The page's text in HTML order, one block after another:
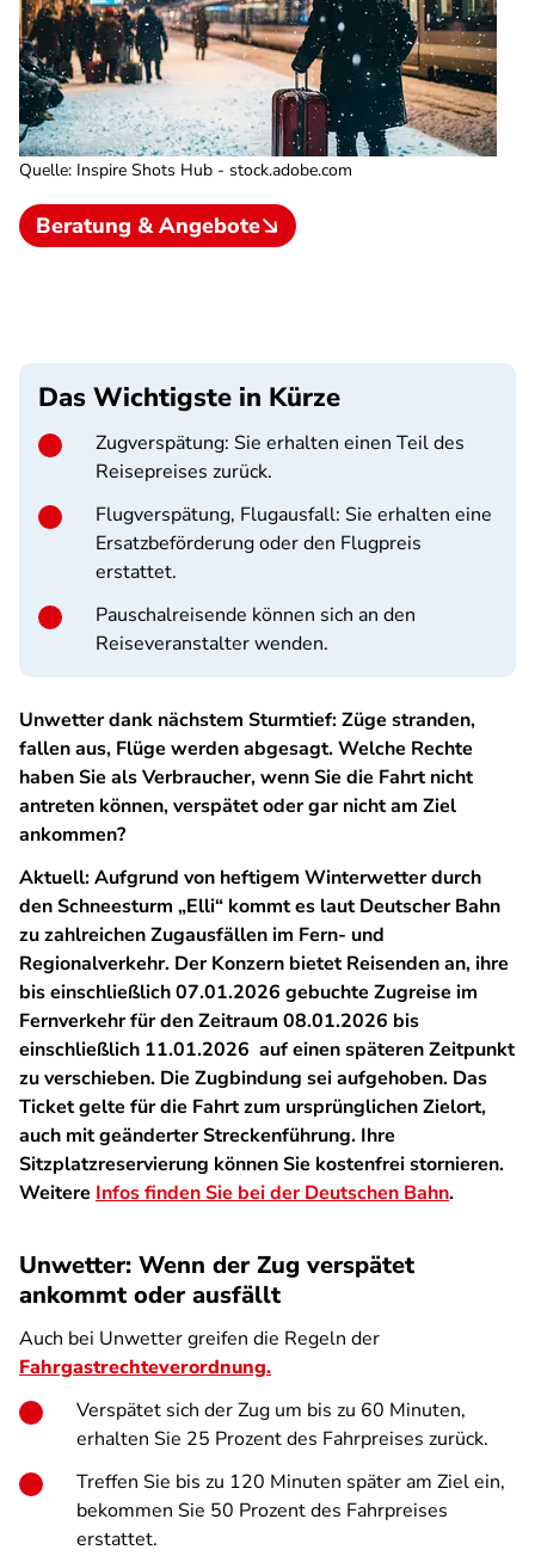
Quelle: Inspire Shots Hub - stock.adobe.com
Beratung & Angebote
Das Wichtigste in Kürze
Zugverspätung: Sie erhalten einen Teil des
Reisepreises zurück.
Flugverspätung, Flugausfall: Sie erhalten eine
Ersatzbeförderung oder den Flugpreis
erstattet.
Pauschalreisende können sich an den
Reiseveranstalter wenden.
Unwetter dank nächstem Sturmtief: Züge stranden,
fallen aus, Flüge werden abgesagt. Welche Rechte
haben Sie als Verbraucher, wenn Sie die Fahrt nicht
antreten können, verspätet oder gar nicht am Ziel
ankommen?
Aktuell: Aufgrund von heftigem Winterwetter durch
den Schneesturm „Elli“ kommt es laut Deutscher Bahn
zu zahlreichen Zugausfällen im Fern- und
Regionalverkehr. Der Konzern bietet Reisenden an, ihre
bis einschließlich 07.01.2026 gebuchte Zugreise im
Fernverkehr für den Zeitraum 08.01.2026 bis
einschließlich 11.01.2026 auf einen späteren Zeitpunkt
zu verschieben. Die Zugbindung sei aufgehoben. Das
Ticket gelte für die Fahrt zum ursprünglichen Zielort,
auch mit geänderter Streckenführung. Ihre
Sitzplatzreservierung können Sie kostenfrei stornieren.
Weitere Infos finden Sie bei der Deutschen Bahn.
Unwetter: Wenn der Zug verspätet
ankommt oder ausfällt
Auch bei Unwetter greifen die Regeln der
Fahrgastrechteverordnung.
Verspätet sich der Zug um bis zu 60 Minuten,
erhalten Sie 25 Prozent des Fahrpreises zurück.
Treffen Sie bis zu 120 Minuten später am Ziel ein,
bekommen Sie 50 Prozent des Fahrpreises
erstattet.